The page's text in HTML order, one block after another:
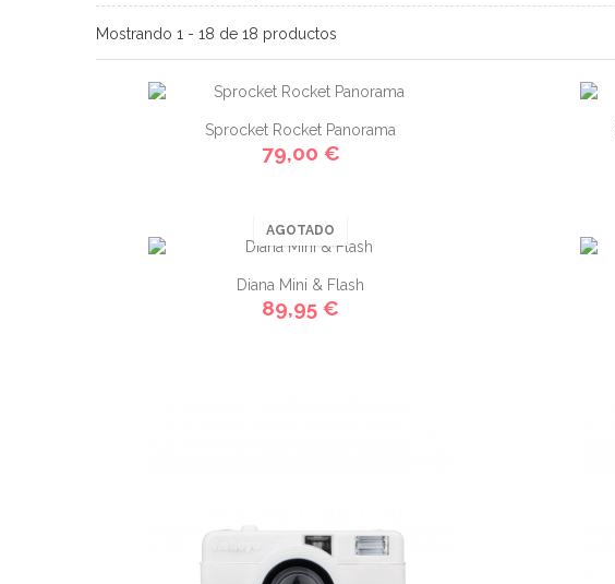
Mostrando 1 - 18 de 18 productos
Sprocket Rocket Panorama
79,00 €
AGOTADO
Diana Mini & Flash
89,95 €